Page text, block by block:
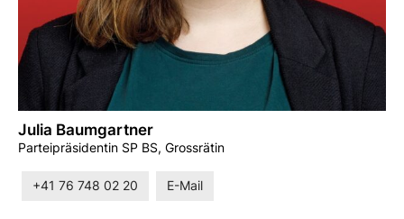
Julia Baumgartner
Parteipräsidentin SP BS, Grossrätin
+41 76 748 02 20 E-Mail